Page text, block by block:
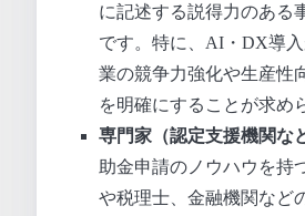
に記述する説得力のある
です。特に、AI・DX導
業の競争力強化や生産性
を明確にすることが求め
専門家（認定支援機関な
助金申請のノウハウを持
や税理士、金融機関など